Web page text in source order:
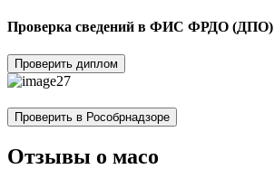
Проверка сведений в ФИС ФРДО (ДПО)
Проверить диплом
Проверить в Рособрнадзоре
Отзывы о масо